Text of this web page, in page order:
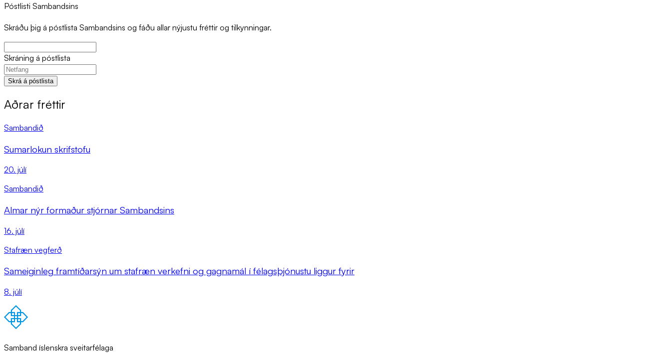
Póstlisti Sambandsins
Skráðu þig á póstlista Sambandsins og fáðu allar nýjustu fréttir og tilkynningar.
Skráning á póstlista
Skrá á póstlista
Aðrar fréttir
Sambandið
Sumarlokun skrifstofu
20. júlí
Sambandið
Almar nýr formaður stjórnar Sambandsins
16. júlí
Stafræn vegferð
Sameiginleg framtíðarsýn um stafræn verkefni og gagnamál í félagsþjónustu liggur fyrir
8. júlí
Samband íslenskra sveitarfélaga